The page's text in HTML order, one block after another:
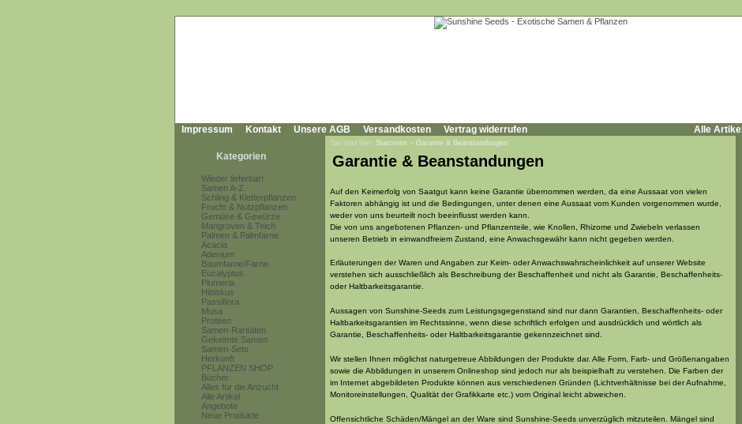
Impressum Kontakt Unsere AGB Versandkosten Vertrag widerrufen Alle Artikel
Kategorien
Wieder lieferbar!
Samen A-Z
Schling & Kletterpflanzen
Frucht & Nutzpflanzen
Gemüse & Gewürze
Mangroven & Teich
Palmen & Palmfarne
Acacia
Adenium
Baumfarne/Farne
Eucalyptus
Plumeria
Hibiskus
Passiflora
Musa
Proteen
Samen-Raritäten
Gekeimte Samen
Samen-Sets
Herkunft
PFLANZEN SHOP
Bücher
Alles für die Anzucht
Alle Artikel
Angebote
Neue Produkte
Sie sind hier: Startseite » Garantie & Beanstandungen
Garantie & Beanstandungen
Auf den Keimerfolg von Saatgut kann keine Garantie übernommen werden, da eine Aussaat von vielen
Faktoren abhängig ist und die Bedingungen, unter denen eine Aussaat vom Kunden vorgenommen wurde,
weder von uns beurteilt noch beeinflusst werden kann.
Die von uns angebotenen Pflanzen- und Pflanzenteile, wie Knollen, Rhizome und Zwiebeln verlassen
unseren Betrieb in einwandfreiem Zustand, eine Anwachsgewähr kann nicht gegeben werden.
Erläuterungen der Waren und Angaben zur Keim- oder Anwachswahrscheinlichkeit auf unserer Website
verstehen sich ausschließlich als Beschreibung der Beschaffenheit und nicht als Garantie, Beschaffenheits-
oder Haltbarkeitsgarantie.
Aussagen von Sunshine-Seeds zum Leistungsgegenstand sind nur dann Garantien, Beschaffenheits- oder
Haltbarkeitsgarantien im Rechtssinne, wenn diese schriftlich erfolgen und ausdrücklich und wörtlich als
Garantie, Beschaffenheits- oder Haltbarkeitsgarantie gekennzeichnet sind.
Wir stellen Ihnen möglichst naturgetreue Abbildungen der Produkte dar. Alle Form, Farb- und Größenangaben
sowie die Abbildungen in unserem Onlineshop sind jedoch nur als beispielhaft zu verstehen. Die Farben der
im Internet abgebildeten Produkte können aus verschiedenen Gründen (Lichtverhältnisse bei der Aufnahme,
Monitoreinstellungen, Qualität der Grafikkarte etc.) vom Original leicht abweichen.
Offensichtliche Schäden/Mängel an der Ware sind Sunshine-Seeds unverzüglich mitzuteilen. Mängel sind